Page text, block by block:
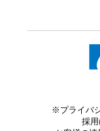
※プライバ
採用